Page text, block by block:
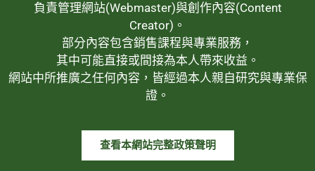
負責管理網站(Webmaster)與創作內容(Content
Creator)。
部分內容包含銷售課程與專業服務，
其中可能直接或間接為本人帶來收益。
網站中所推廣之任何內容，皆經過本人親自研究與專業保
證。
查看本網站完整政策聲明